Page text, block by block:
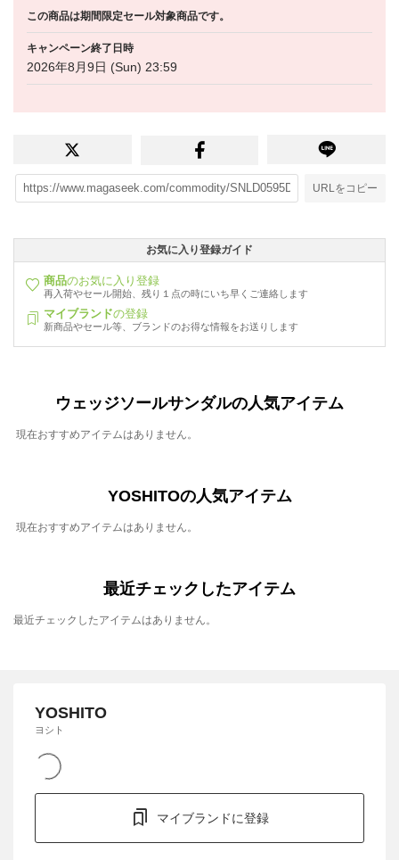
この商品は期間限定セール対象商品です。
キャンペーン終了日時
2026年8月9日 (Sun) 23:59
URLをコピー
お気に入り登録ガイド
商品のお気に入り登録
再入荷やセール開始、残り１点の時にいち早くご連絡します
マイブランドの登録
新商品やセール等、ブランドのお得な情報をお送りします
ウェッジソールサンダルの人気アイテム
現在おすすめアイテムはありません。
YOSHITOの人気アイテム
現在おすすめアイテムはありません。
最近チェックしたアイテム
最近チェックしたアイテムはありません。
YOSHITO
ヨシト
マイブランドに登録